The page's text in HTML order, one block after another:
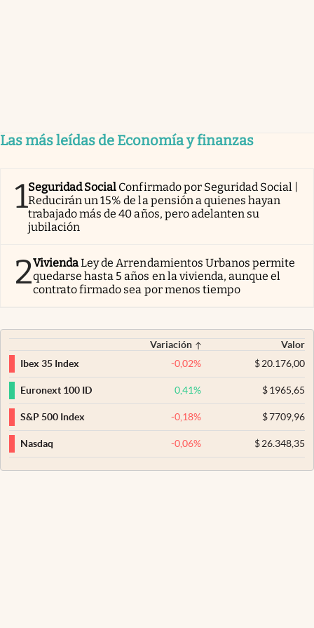
Las más leídas de Economía y finanzas
1Seguridad Social Confirmado por Seguridad Social |
Reducirán un 15% de la pensión a quienes hayan
trabajado más de 40 años, pero adelanten su
jubilación
2ViviendaLey de Arrendamientos Urbanos permite
quedarse hasta 5 años en la vivienda, aunque el
contrato firmado sea por menos tiempo
Variación
Valor
Ibex 35 Index
-0,02% $20.176,00
Euronext 100 ID 0,41% $1965,65
S&P 500 Index -0,18% $7709,96
Nasdaq -0,06% $26.348,35